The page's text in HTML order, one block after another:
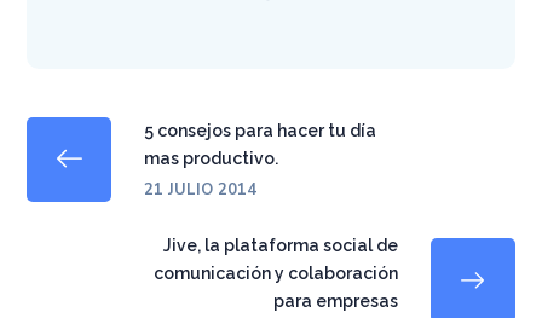
5 consejos para hacer tu día
mas productivo.
21 JULIO 2014
Jive, la plataforma social de
comunicación y colaboración
para empresas